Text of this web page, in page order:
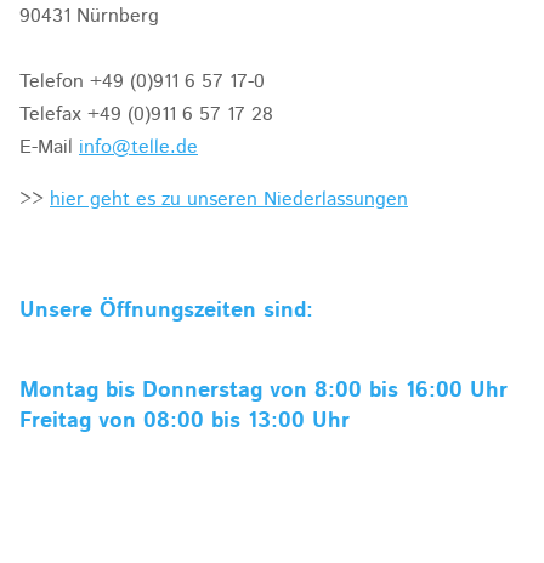
90431 Nürnberg
Telefon +49 (0)911 6 57 17-0
Telefax +49 (0)911 6 57 17 28
E-Mail info@telle.de
>> hier geht es zu unseren Niederlassungen
Unsere Öffnungszeiten sind:
Montag bis Donnerstag von 8:00 bis 16:00 Uhr
Freitag von 08:00 bis 13:00 Uhr